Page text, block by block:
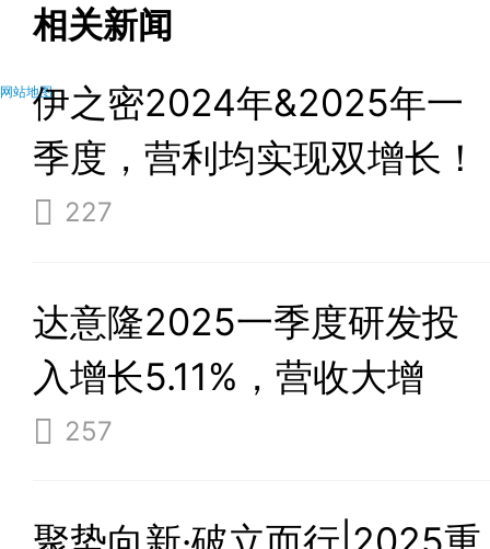
相关新闻
伊之密2024年&2025年一
季度，营利均实现双增长！
227
达意隆2025一季度研发投
入增长5.11%，营收大增
74.16%！
257
网站地图